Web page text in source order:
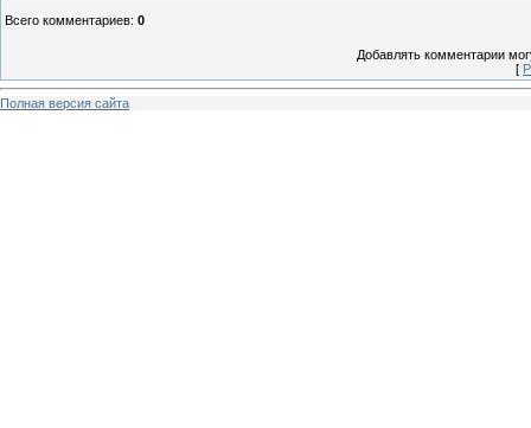
Всего комментариев: 0
Добавлять комментарии
[
Полная версия сайта